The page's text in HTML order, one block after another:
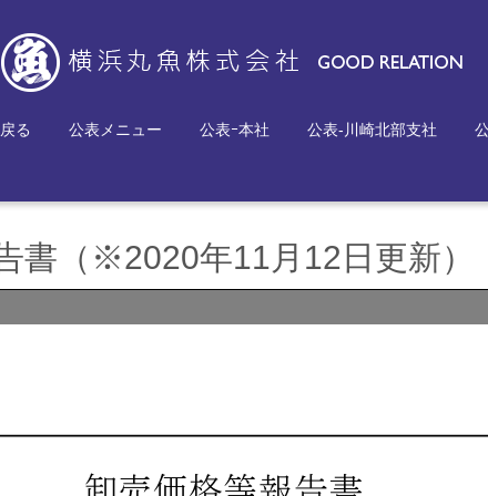
る 公表メニュー 公表ｰ本社 公表-川崎北部支社
書（※2020年11月12日更新）